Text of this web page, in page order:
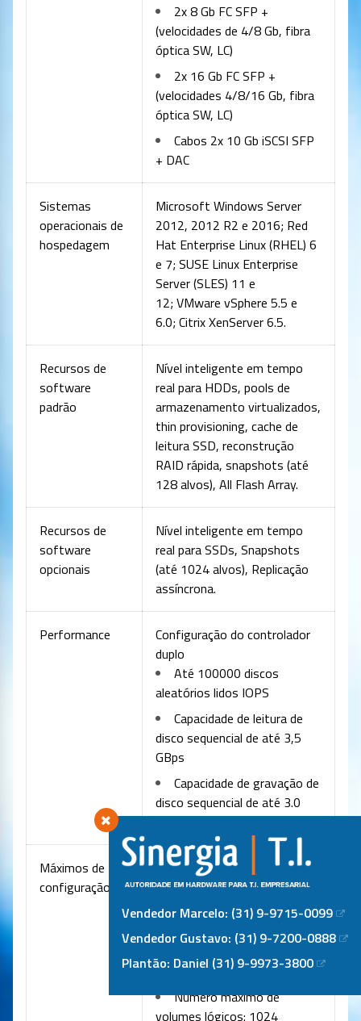
2x 8 Gb FC SFP +
(velocidades de 4/8 Gb, fibra
óptica SW, LC)
2x 16 Gb FC SFP +
(velocidades 4/8/16 Gb, fibra
óptica SW, LC)
Cabos 2x 10 Gb iSCSI SFP
+ DAC
Sistemas
operacionais de
hospedagem
Microsoft Windows Server
2012, 2012 R2 e 2016; Red
Hat Enterprise Linux (RHEL) 6
e 7; SUSE Linux Enterprise
Server (SLES) 11 e
12; VMware vSphere 5.5 e
6.0; Citrix XenServer 6.5.
Recursos de
software
padrão
Nível inteligente em tempo
real para HDDs, pools de
armazenamento virtualizados,
thin provisioning, cache de
leitura SSD, reconstrução
RAID rápida, snapshots (até
128 alvos), All Flash Array.
Recursos de
software
opcionais
Nível inteligente em tempo
real para SSDs, Snapshots
(até 1024 alvos), Replicação
assíncrona.
Performance
Configuração do controlador
duplo
Até 100000 discos
aleatórios lidos IOPS
Capacidade de leitura de
disco sequencial de até 3,5
GBps
Capacidade de gravação de
disco sequencial de até 3.0
GBps
Máximos de
configuração
Por sistema:
Número máximo de pools
de armazenamento virtual: 2
(1 por módulo do controlador)
virtual: 1.1 PB
Número máximo de
volumes lógicos: 1024
Vendedor Marcelo: (31) 9-9715-0099
Vendedor Gustavo: (31) 9-7200-0888
Plantão: Daniel (31) 9-9973-3800